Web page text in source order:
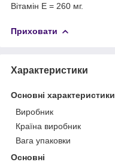
Вітамін Е = 260 мг.
Приховати
Характеристики
Основні характеристики
Виробник
Країна виробник
Вага упаковки
Основні